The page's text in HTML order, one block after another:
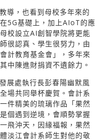
導，也看到母校多年來的
5G基礎上，加上AIoT的應
校設立AI創智學院將更能
很認真、學生很努力，由
計教育基金會」，多年來
中陳進財捐資不遺餘力。
展處執行長彭春陽幽默風
場共同舉杯慶賀。會計系
件精美的琉璃作品「果然
個遇到逆境，會順勢掌握
飛沖天，因緣福報，果然
淡江會計系師生對他的敬